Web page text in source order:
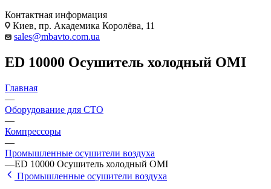
Контактная информация
Киев, пр. Академика Королёва, 11
sales@mbavto.com.ua
ED 10000 Осушитель холодный OMI
Главная
—
Оборудование для СТО
—
Компрессоры
—
Промышленные осушители воздуха
—ED 10000 Осушитель холодный OMI
Промышленные осушители воздуха